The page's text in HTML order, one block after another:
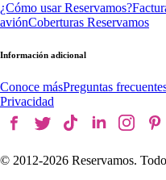
¿Cómo usar Reservamos?
aviónCoberturas Reservamos
Información adicional
Conoce másPreguntas
Privacidad
© 2012-2026 Reservamos.